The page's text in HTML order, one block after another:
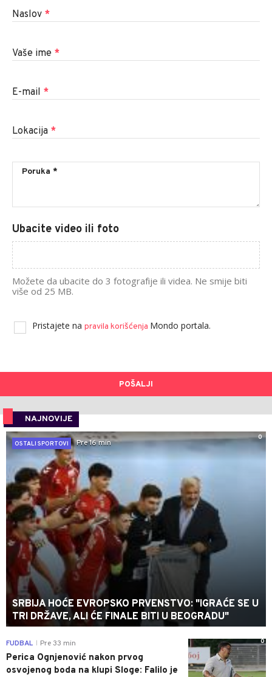
Naslov *
Vaše ime *
E-mail *
Lokacija *
Ubacite video ili foto
Možete da ubacite do 3 fotografije ili videa. Ne smije biti
više od 25 MB.
Pristajete na pravila korišćenja Mondo portala.
POŠALJI
NAJNOVIJE
0
OSTALI SPORTOVI
Pre 16 min
SRBIJA HOĆE EVROPSKO PRVENSTVO: "IGRAĆE SE U
TRI DRŽAVE, ALI ĆE FINALE BITI U BEOGRADU"
0
FUDBAL Pre 33 min
Perica Ognjenović nakon prvog
osvojenog boda na klupi Sloge: Falilo je